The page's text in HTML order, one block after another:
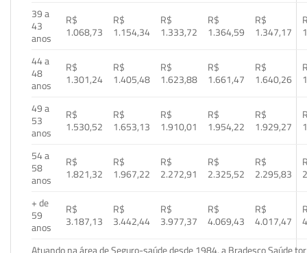
39 a
43
anos
R$
1.068,73
R$
1.154,34
R$
1.333,72
R$
1.364,59
R$
1.347,17
44 a
48
anos
R$
1.301,24
R$
1.405,48
R$
1.623,88
R$
1.661,47
R$
1.640,26
49 a
53
anos
R$
1.530,52
R$
1.653,13
R$
1.910,01
R$
1.954,22
R$
1.929,27
54 a
58
anos
R$
1.821,32
R$
1.967,22
R$
2.272,91
R$
2.325,52
R$
2.295,83
+ de
59
anos
R$
3.187,13
R$
3.442,44
R$
3.977,37
R$
4.069,43
R$
4.017,47